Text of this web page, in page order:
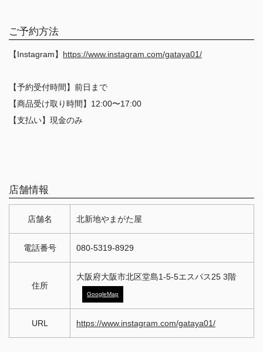
ご予約方法
【Instagram】 https://www.instagram.com/gataya01/
【予約受付時間】前日まで
【商品受け取り時間】12:00〜17:00
【支払い】現金のみ
店舗情報
店舗名 北新地やまがた屋
電話番号 080-5319-8929
住所
大阪府大阪市北区堂島1-5-5エスパス25 3階
GoogleMap
URL https://www.instagram.com/gataya01/